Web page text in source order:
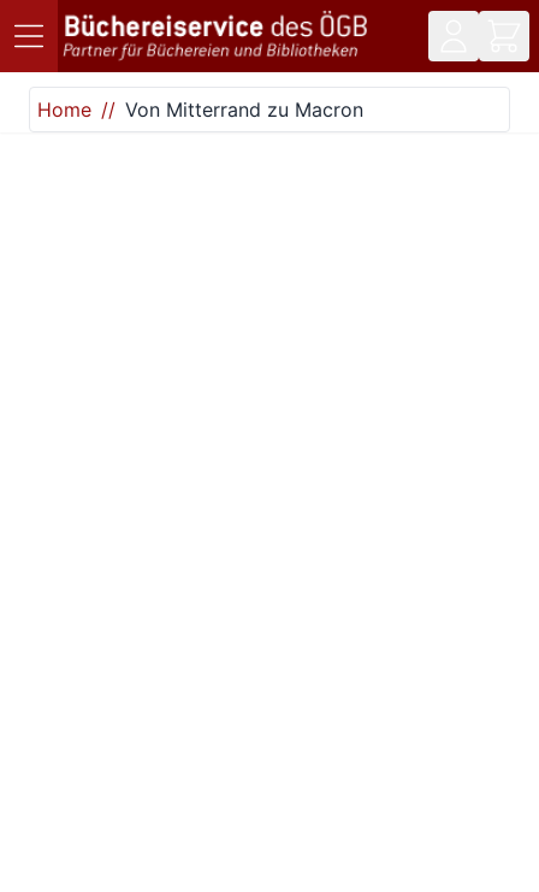
Direkt zum Inhalt
Home
Von Mitterrand zu Macron